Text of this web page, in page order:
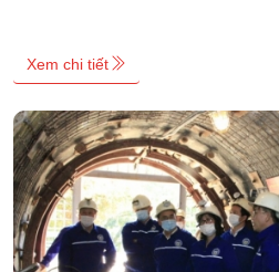
Xem chi tiết